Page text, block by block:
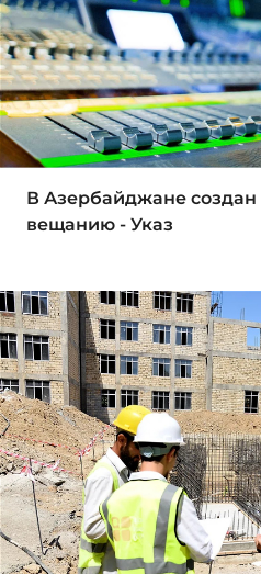
В Азербайджане создан
вещанию - Указ